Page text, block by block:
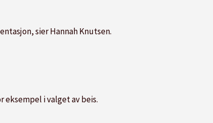
sier Hannah Knutsen.
i valget av beis.